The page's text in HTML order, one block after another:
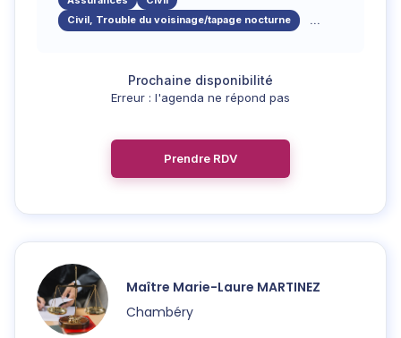
Civil, Trouble du voisinage/tapage nocturne
...
Erreur : l'agenda ne répond pas
Prendre RDV
Maître Marie-Laure MARTINEZ
Chambéry